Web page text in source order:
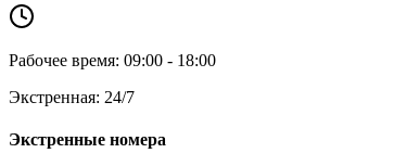
Рабочее время: 09:00 - 18:00
Экстренная: 24/7
Экстренные номера